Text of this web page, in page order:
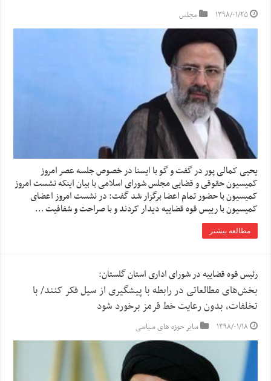
۱۳۹۸/۰۱/۲۵ مجلس
یحیی کمالی پور در گفت و گو با ایسنا در خصوص جلسه عصر امروز
کمیسیون حقوقی و قضایی مجلس شورای اسلامی با بیان اینکه نشست امروز
کمیسیون با حضور تمام اعضا برگزار شد گفت: در نشست امروز اعضای
کمیسیون با رییس قوه قضاییه دیدار کردند و با صراحت و شفافیت …
مطالعه بیشتر
رئیس قوه قضاییه در شورای اداری استان گلستان:
بخش‌های مطالعاتی در رابطه با پیشگیری از سیل فکر کنند/ با
تخلفات، بدون رعایت خط قرمز برخورد شود
۱۳۹۸/۰۱/۱۸ سایر حوزه های سیاسی